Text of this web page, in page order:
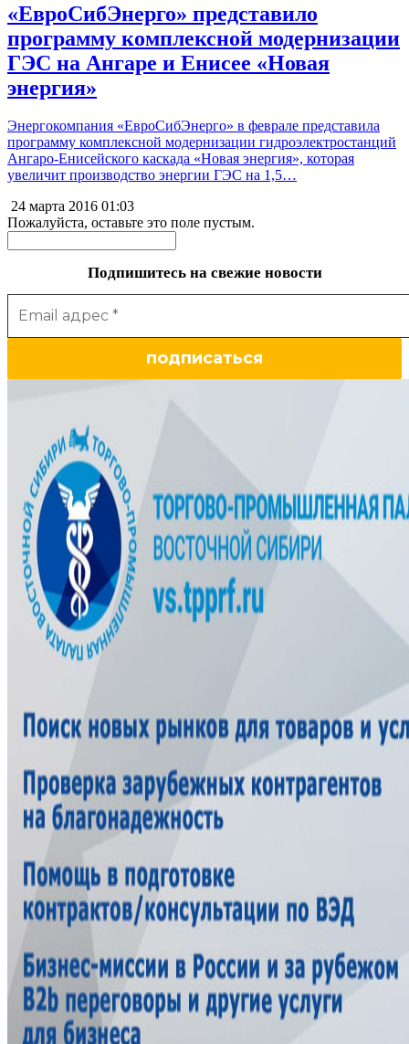
«ЕвроСибЭнерго» представило
программу комплексной модернизации
ГЭС на Ангаре и Енисее «Новая
энергия»
Энергокомпания «ЕвроСибЭнерго» в феврале представила
программу комплексной модернизации гидроэлектростанций
Ангаро-Енисейского каскада «Новая энергия», которая
увеличит производство энергии ГЭС на 1,5…
24 марта 2016 01:03
Пожалуйста, оставьте это поле пустым.
Подпишитесь на свежие новости